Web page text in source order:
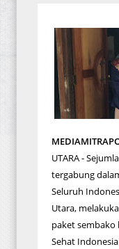
UTARA -
tergabung
Seluruh
Utara,
paket sembako
Sehat